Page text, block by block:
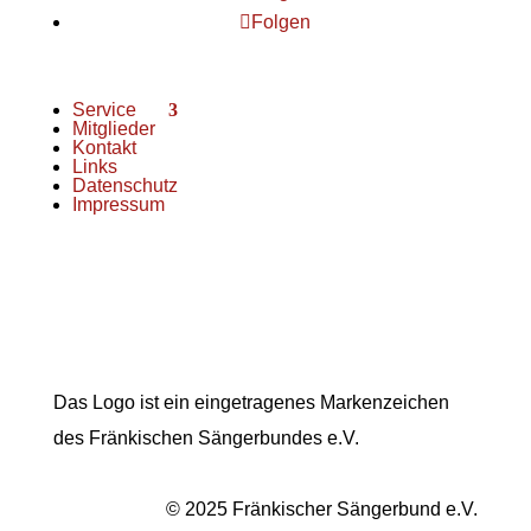
Folgen
Service
Mitglieder
Kontakt
Links
Datenschutz
Impressum
Das Logo ist ein eingetragenes Markenzeichen
des Fränkischen Sängerbundes e.V.
© 2025 Fränkischer Sängerbund e.V.